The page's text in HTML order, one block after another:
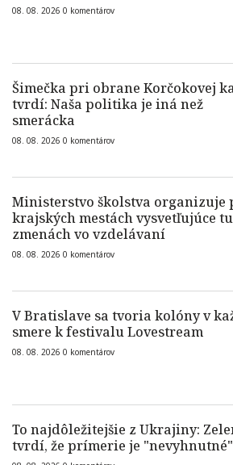
08. 08. 2026 0 komentárov
Šimečka pri obrane Korčokovej
tvrdí: Naša politika je iná než
smerácka
08. 08. 2026 0 komentárov
Ministerstvo školstva organizuje
krajských mestách vysvetľujúce
zmenách vo vzdelávaní
08. 08. 2026 0 komentárov
V Bratislave sa tvoria kolóny v
smere k festivalu Lovestream
08. 08. 2026 0 komentárov
To najdôležitejšie z Ukrajiny:
tvrdí, že prímerie je "nevyhnutné"